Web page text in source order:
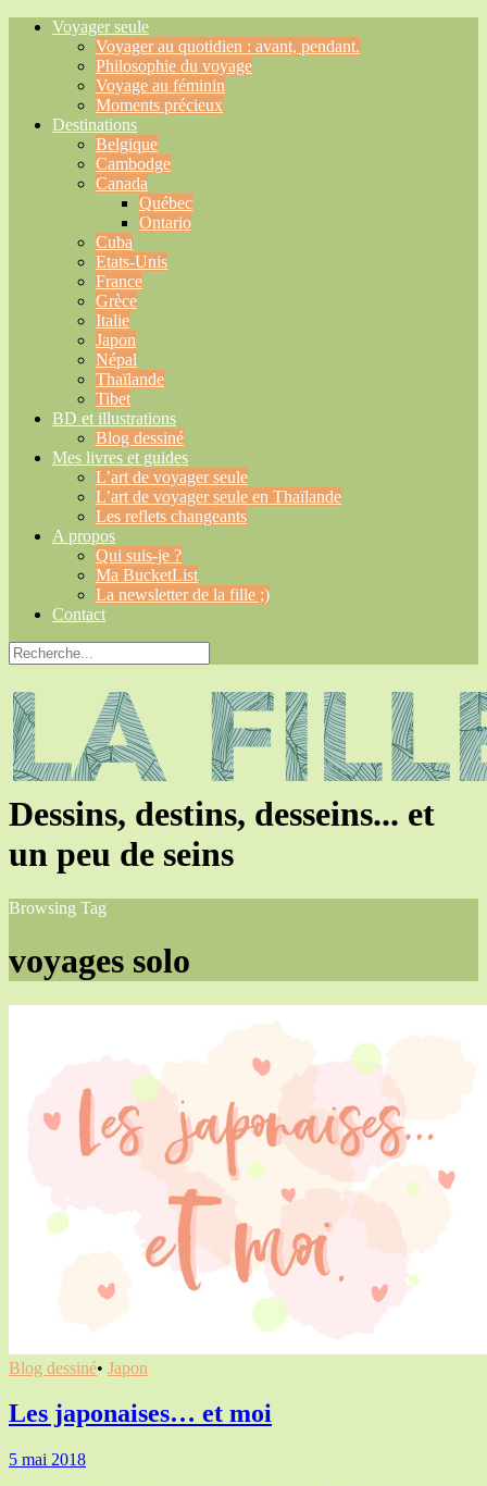
Voyager seule
Voyager au quotidien : avant, pendant.
Philosophie du voyage
Voyage au féminin
Moments précieux
Destinations
Belgique
Cambodge
Canada
Québec
Ontario
Cuba
Etats-Unis
France
Grèce
Italie
Japon
Népal
Thaïlande
Tibet
BD et illustrations
Blog dessiné
Mes livres et guides
L’art de voyager seule
L’art de voyager seule en Thaïlande
Les reflets changeants
A propos
Qui suis-je ?
Ma BucketList
La newsletter de la fille ;)
Contact
Dessins, destins, desseins... et
un peu de seins
Browsing Tag
voyages solo
Blog dessiné• Japon
Les japonaises… et moi
5 mai 2018